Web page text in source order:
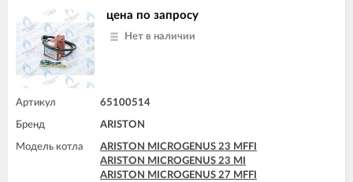
цена по запросу
Нет в наличии
Артикул 65100514
Бренд ARISTON
Модель котла
ARISTON MICROGENUS 23 MFFI
ARISTON MICROGENUS 23 MI
ARISTON MICROGENUS 27 MFFI